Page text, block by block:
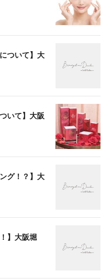
ついて】大
いて】大阪
グ！？】大
】大阪堀